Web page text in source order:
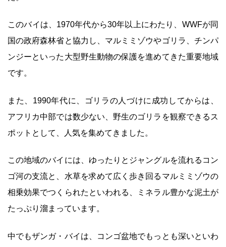
このバイは、1970年代から30年以上にわたり、WWFが同
国の政府森林省と協力し、マルミミゾウやゴリラ、チンパ
ンジーといった大型野生動物の保護を進めてきた重要地域
です。
また、1990年代に、ゴリラの人づけに成功してからは、
アフリカ中部では数少ない、野生のゴリラを観察できるス
ポットとして、人気を集めてきました。
この地域のバイには、ゆったりとジャングルを流れるコン
ゴ河の支流と、水草を求めて広く歩き回るマルミミゾウの
相乗効果でつくられたといわれる、ミネラル豊かな泥土が
たっぷり溜まっています。
中でもザンガ・バイは、コンゴ盆地でもっとも深いといわ